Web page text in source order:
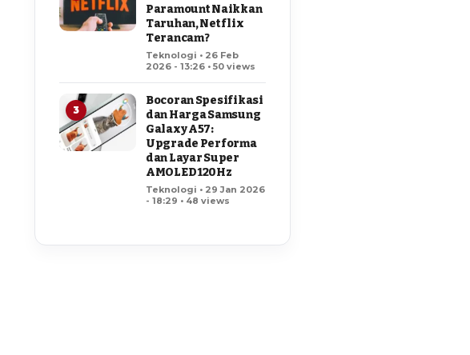
Paramount Naikkan
Taruhan, Netflix
Terancam?
Teknologi • 26 Feb
2026 - 13:26 • 50 views
3
Bocoran Spesifikasi
dan Harga Samsung
Galaxy A57:
Upgrade Performa
dan Layar Super
AMOLED 120Hz
Teknologi • 29 Jan 2026
- 18:29 • 48 views